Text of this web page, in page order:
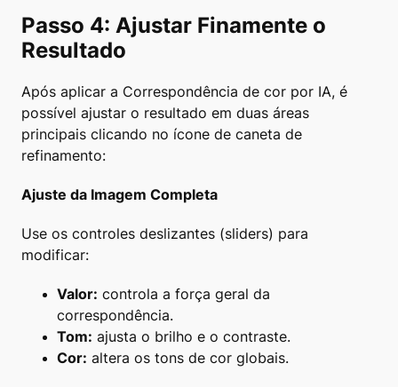
Passo 4: Ajustar Finamente o
Resultado
Após aplicar a Correspondência de cor por IA, é
possível ajustar o resultado em duas áreas
principais clicando no ícone de caneta de
refinamento:
Ajuste da Imagem Completa
Use os controles deslizantes (sliders) para
modificar:
Valor: controla a força geral da
correspondência.
Tom: ajusta o brilho e o contraste.
Cor: altera os tons de cor globais.